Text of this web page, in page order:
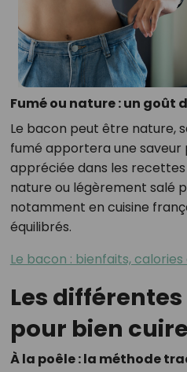
Fumé ou nature : un goût
Le bacon peut être nature,
fumé apportera une saveur
appréciée dans les
nature ou légèrement salé
notamment en cuisine
équilibrés.
Le bacon : bienfaits,
Les
pour bien
À la poêle : la méthode